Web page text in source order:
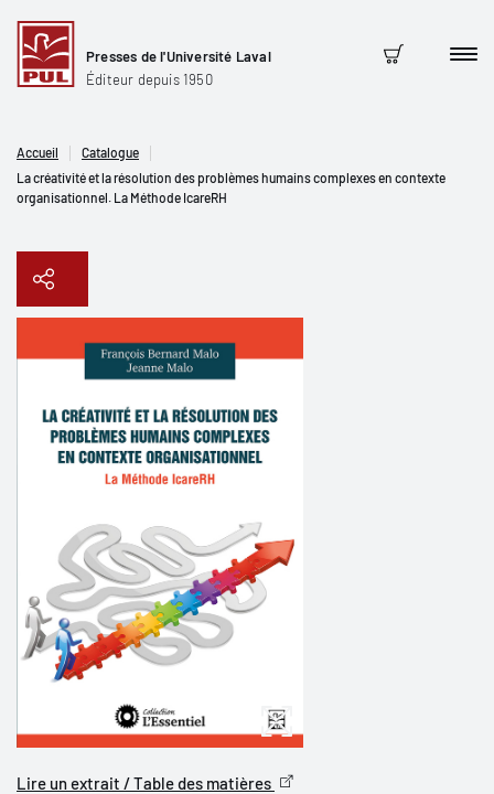
Presses de l'Université Laval
Éditeur depuis 1950
Panier
Accueil
Catalogue
La créativité et la résolution des problèmes humains complexes en contexte
organisationnel. La Méthode IcareRH
Lire un extrait / Table des matières